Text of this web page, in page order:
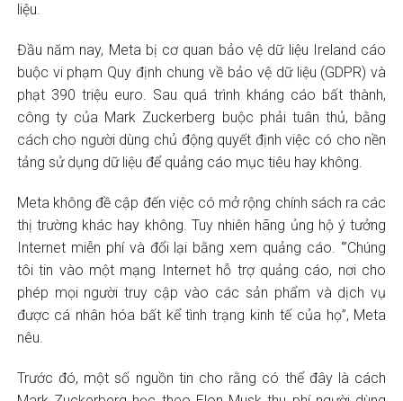
liệu.
Đầu năm nay, Meta bị cơ quan bảo vệ dữ liệu Ireland cáo
buộc vi phạm Quy định chung về bảo vệ dữ liệu (GDPR) và
phạt 390 triệu euro. Sau quá trình kháng cáo bất thành,
công ty của Mark Zuckerberg buộc phải tuân thủ, bằng
cách cho người dùng chủ động quyết định việc có cho nền
tảng sử dụng dữ liệu để quảng cáo mục tiêu hay không.
Meta không đề cập đến việc có mở rộng chính sách ra các
thị trường khác hay không. Tuy nhiên hãng ủng hộ ý tưởng
Internet miễn phí và đổi lại bằng xem quảng cáo. ‘”Chúng
tôi tin vào một mạng Internet hỗ trợ quảng cáo, nơi cho
phép mọi người truy cập vào các sản phẩm và dịch vụ
được cá nhân hóa bất kể tình trạng kinh tế của họ”, Meta
nêu.
Trước đó, một số nguồn tin cho rằng có thể đây là cách